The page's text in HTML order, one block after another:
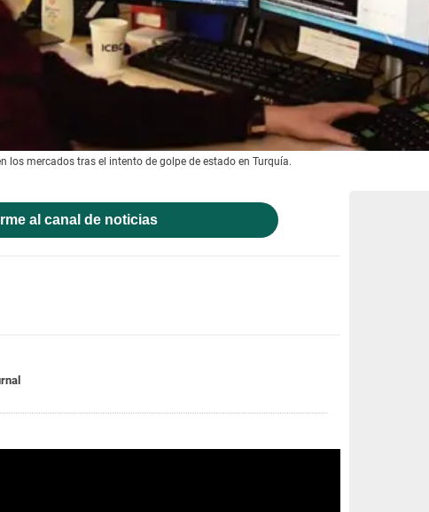
los mercados tras el intento de golpe de estado en Turquía.
al canal de noticias